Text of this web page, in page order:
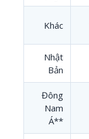
Khác
Nhật
Bản
Đông
Nam
Á**